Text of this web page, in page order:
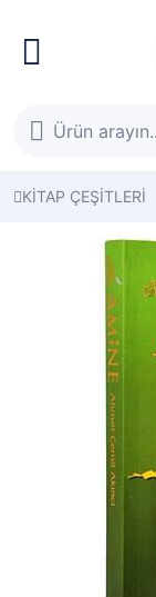
KİTAP ÇEŞİTLERİ